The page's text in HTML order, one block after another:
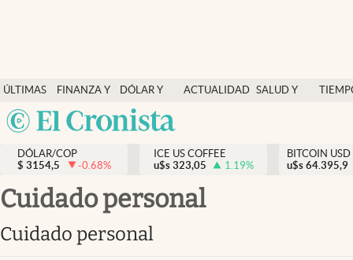
ÚLTIMAS
NOTICIAS
FINANZA Y
ECONOMÍA
DÓLAR Y
MERCADOS
ACTUALIDAD SALUD Y
México
Salud y nutrición
Vida espiritual
Actualidad
Dólar y mercados
Curiosidades
DÓLAR/COP
$ 3154,5 -0.68%
ICE US COFFEE
u$s 323,05 1.19%
BITCOIN USD
u$s 64.395,9
cuidado personal
cuidado personal